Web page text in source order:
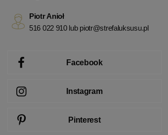
Piotr Anioł
516 022 910 lub piotr@strefaluksusu.pl
Facebook
Instagram
Pinterest